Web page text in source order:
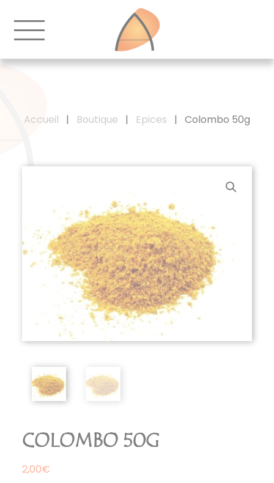
Accueil | Boutique | Epices | Colombo 50g
COLOMBO 50G
2,00€